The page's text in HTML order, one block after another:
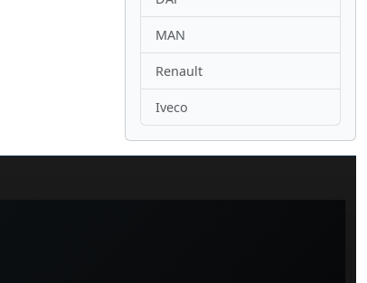
MAN
Renault
Iveco